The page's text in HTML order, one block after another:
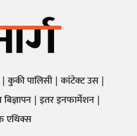
कुकी पालिसी कांटेक्ट उस
इतर इनफार्मेशन
एथिक्स